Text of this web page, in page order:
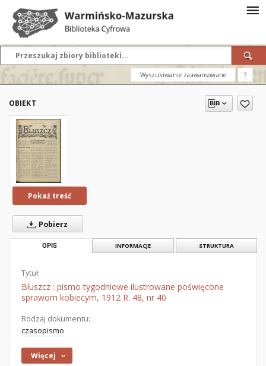
Wyszukiwanie zaawansowane ?
OBIEKT
Pokaż treść
Pobierz
OPIS INFORMACJE STRUKTURA
Tytuł:
Bluszcz : pismo tygodniowe ilustrowane poświęcone
sprawom kobiecym, 1912 R. 48, nr 40
Rodzaj dokumentu:
czasopismo
Więcej